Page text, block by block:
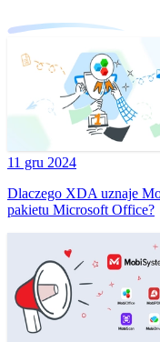
11 gru 2024
Dlaczego XDA uznaje
pakietu Microsoft Office?